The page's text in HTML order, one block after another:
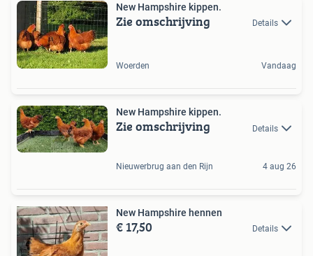
New Hampshire kippen.
Zie omschrijving Details
Woerden Vandaag
New Hampshire kippen.
Zie omschrijving Details
Nieuwerbrug aan den Rijn 4 aug 26
New Hampshire hennen
€ 17,50 Details